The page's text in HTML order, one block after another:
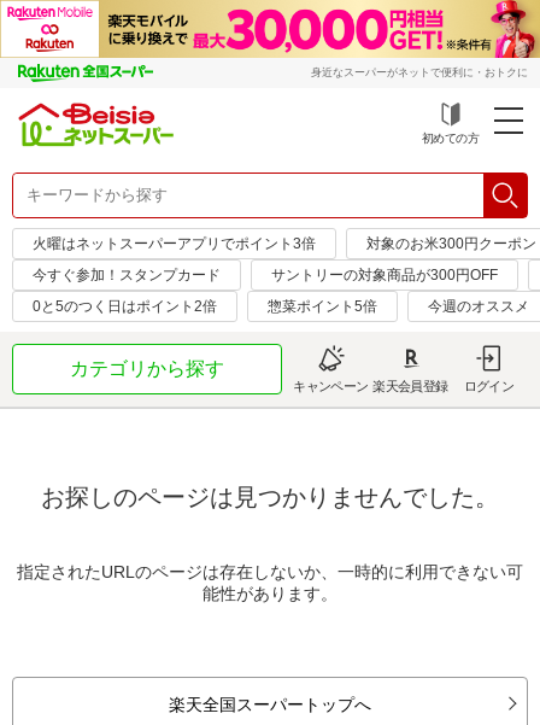
身近なスーパーがネットで便利に・おトクに
初めての方
火曜はネットスーパーアプリでポイント3倍
対象のお米300円クーポン
今すぐ参加！スタンプカード
サントリーの対象商品が300円OFF
0と5のつく日はポイント2倍
惣菜ポイント5倍 今週のオススメ
カテゴリから探す
キャンペーン 楽天会員登録 ログイン
お探しのページは見つかりませんでした。
指定されたURLのページは存在しないか、一時的に利用できない可
能性があります。
楽天全国スーパートップへ